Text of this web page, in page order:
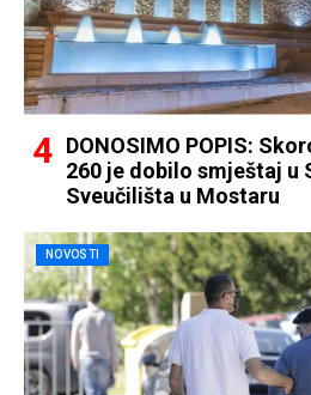
DONOSIMO POPIS:
260 je dobilo smještaj u
Sveučilišta u Mostaru
NOVOSTI